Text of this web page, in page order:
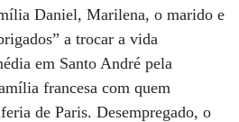
Daniel, Marilena, o marido e
a trocar a vida
em Santo André pela
francesa com quem
de Paris. Desempregado, o